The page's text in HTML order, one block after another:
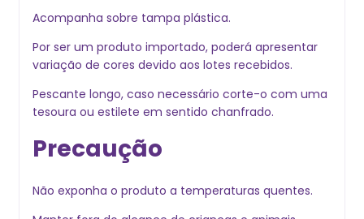
Acompanha sobre tampa plástica.
Por ser um produto importado, poderá apresentar
variação de cores devido aos lotes recebidos.
Pescante longo, caso necessário corte-o com uma
tesoura ou estilete em sentido chanfrado.
Precaução
Não exponha o produto a temperaturas quentes.